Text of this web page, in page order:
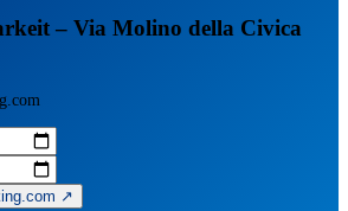
– Via Molino della Civica
↗